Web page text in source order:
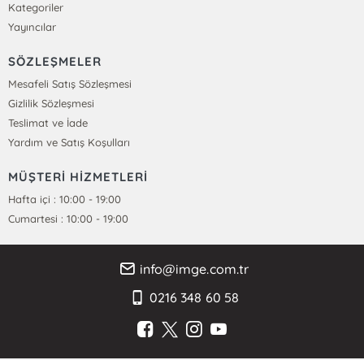
Kategoriler
Yayıncılar
SÖZLEŞMELER
Mesafeli Satış Sözleşmesi
Gizlilik Sözleşmesi
Teslimat ve İade
Yardım ve Satış Koşulları
MÜŞTERİ HİZMETLERİ
Hafta içi : 10:00 - 19:00
Cumartesi : 10:00 - 19:00
info@imge.com.tr
0216 348 60 58